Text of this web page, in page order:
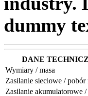
dummy
DANE
Wymiary / masa
Zasilanie sieciowe / pobór
Zasilanie akumulatorowe /